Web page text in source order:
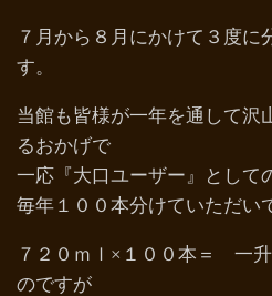
７月から８月にかけて３度に
す。
当館も皆様が一年を通して沢
るおかげで
一応『大口ユーザー』として
毎年１００本分けていただい
７２０ｍｌ×１００本＝ 一
のですが